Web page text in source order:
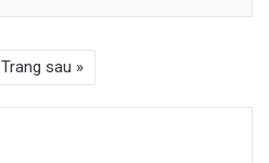
Trang sau »